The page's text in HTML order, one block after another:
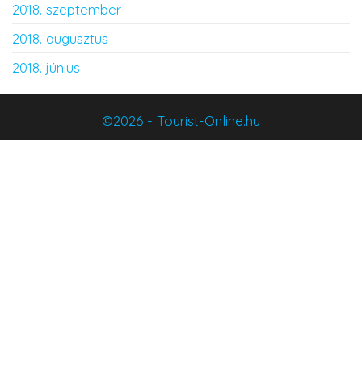
2018. szeptember
2018. augusztus
2018. június
©2026 - Tourist-Online.hu